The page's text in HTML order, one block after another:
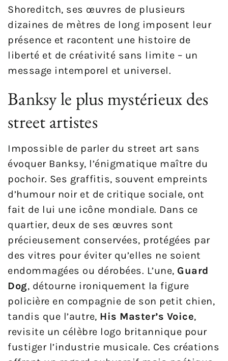
Shoreditch, ses œuvres de plusieurs
dizaines de mètres de long imposent leur
présence et racontent une histoire de
liberté et de créativité sans limite – un
message intemporel et universel.
Banksy le plus mystérieux des
street artistes
Impossible de parler du street art sans
évoquer Banksy, l’énigmatique maître du
pochoir. Ses graffitis, souvent empreints
d’humour noir et de critique sociale, ont
fait de lui une icône mondiale. Dans ce
quartier, deux de ses œuvres sont
précieusement conservées, protégées par
des vitres pour éviter qu’elles ne soient
endommagées ou dérobées. L’une, Guard
Dog, détourne ironiquement la figure
policière en compagnie de son petit chien,
tandis que l’autre, His Master’s Voice,
revisite un célèbre logo britannique pour
fustiger l’industrie musicale. Ces créations